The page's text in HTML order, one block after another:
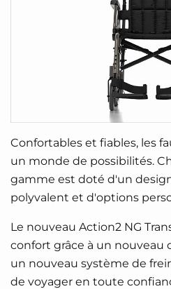
Confortables et fiables, les
un monde de possibilités.
gamme est doté d'un
polyvalent et d'options
Le nouveau Action2 NG
confort grâce à un nouveau
un nouveau système de
de voyager en toute